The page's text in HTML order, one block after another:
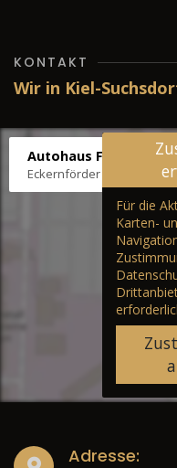
KONTAKT
Wir in Kiel-
Autohaus Fräter
Eckernförder Str. /
Für die
Karten-
Adresse: